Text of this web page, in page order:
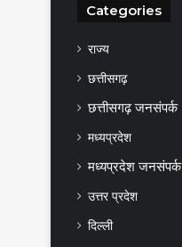
Categories
राज्य
छत्तीसगढ़
छत्तीसगढ़ जनसंपर्क
मध्यप्रदेश
मध्यप्रदेश जनसंपर्क
उत्तर प्रदेश
दिल्ली